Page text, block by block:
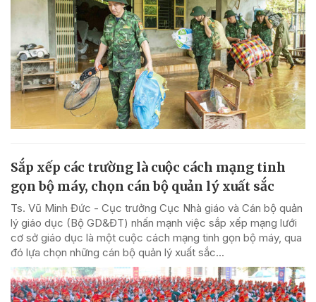
Sắp xếp các trường là cuộc cách mạng tinh
gọn bộ máy, chọn cán bộ quản lý xuất sắc
Ts. Vũ Minh Đức - Cục trưởng Cục Nhà giáo và Cán bộ quản
lý giáo dục (Bộ GD&ĐT) nhấn mạnh việc sắp xếp mạng lưới
cơ sở giáo dục là một cuộc cách mạng tinh gọn bộ máy, qua
đó lựa chọn những cán bộ quản lý xuất sắc...